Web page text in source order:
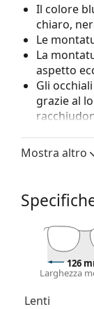
Il colore
chiaro,
Le
La
aspetto
Gli
grazie al
Accessori
variare.
Il panno in
essere
Esplora
stili, oppure
È un
Mostra altro
126
Larghezza
Lenti